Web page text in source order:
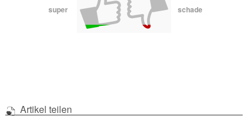
super schade
Artikel teilen